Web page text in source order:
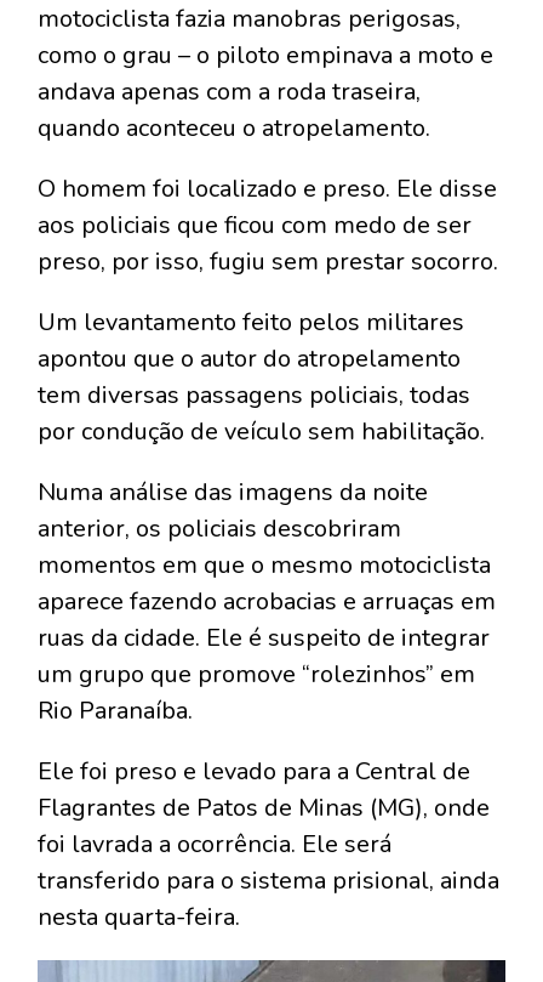
motociclista fazia manobras perigosas,
como o grau – o piloto empinava a moto e
andava apenas com a roda traseira,
quando aconteceu o atropelamento.
O homem foi localizado e preso. Ele disse
aos policiais que ficou com medo de ser
preso, por isso, fugiu sem prestar socorro.
Um levantamento feito pelos militares
apontou que o autor do atropelamento
tem diversas passagens policiais, todas
por condução de veículo sem habilitação.
Numa análise das imagens da noite
anterior, os policiais descobriram
momentos em que o mesmo motociclista
aparece fazendo acrobacias e arruaças em
ruas da cidade. Ele é suspeito de integrar
um grupo que promove “rolezinhos” em
Rio Paranaíba.
Ele foi preso e levado para a Central de
Flagrantes de Patos de Minas (MG), onde
foi lavrada a ocorrência. Ele será
transferido para o sistema prisional, ainda
nesta quarta-feira.